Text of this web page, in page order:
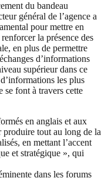
du bandeau
général de l’agence a
pour mettre en
la présence des
en plus de permettre
d’informations
supérieur dans ce
les plus
se font à travers cette
en anglais et aux
produire tout au long de la
en mettant l’accent
et stratégique », qui
dans les forums